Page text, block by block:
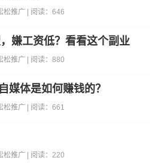
松推广 | 阅读：646
嫌工资低？看看这个副业
松推广 | 阅读：880
媒体是如何赚钱的？
松推广 | 阅读：661
松推广 | 阅读：220